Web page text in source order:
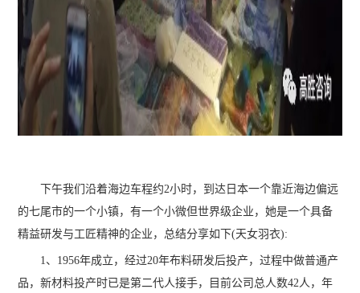
下午我们沿着海边车程约2小时，到达日本一个靠近海边偏远
的七尾市的一个小镇，有一个小微但世界级企业，她是一个具备
精益研发与工匠精神的企业，总结分享如下(天女羽衣):
1、1956年成立，经过20年布料研发后投产，过程中做普通产
品，新材料投产时已是第二代人接手，目前公司总人数42人，年